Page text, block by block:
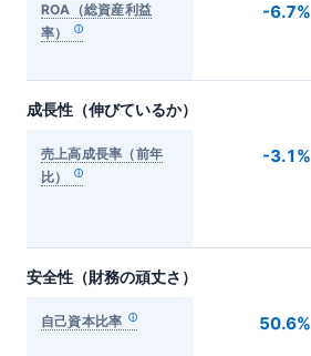
ROA（総資産利益
率）
-6.7%
成長性（伸びているか）
売上高成長率（前年
比）
-3.1%
安全性（財務の頑丈さ）
自己資本比率 50.6%